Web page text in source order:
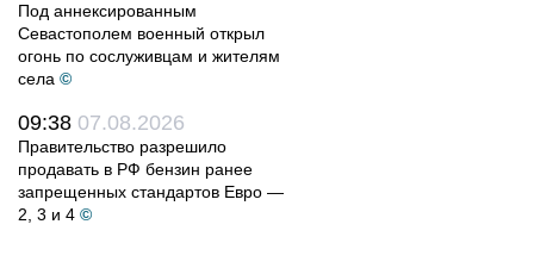
Под аннексированным
Севастополем военный открыл
огонь по сослуживцам и жителям
села ©
09:38 07.08.2026
Правительство разрешило
продавать в РФ бензин ранее
запрещенных стандартов Евро —
2, 3 и 4 ©